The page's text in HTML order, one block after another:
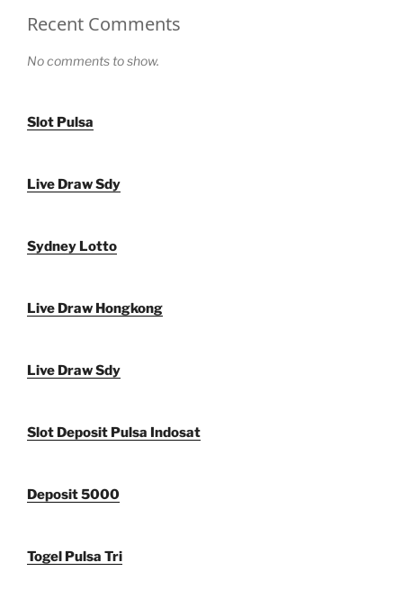
Recent Comments
No comments to show.
Slot Pulsa
Live Draw Sdy
Sydney Lotto
Live Draw Hongkong
Live Draw Sdy
Slot Deposit Pulsa Indosat
Deposit 5000
Togel Pulsa Tri